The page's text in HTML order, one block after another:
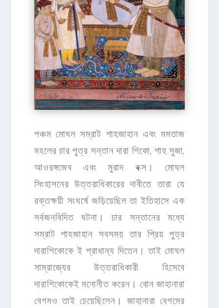
পঞ্চম মোঘল সম্রাট শাহজাহান এবং মমতাজ
মহলের চার পুত্র সন্তান দারা শিকো, শাহ সুজা,
আওরঙ্গজেব এবং মুরাদ বক্স। মোঘল
সিংহাসনের উত্তরাধিকারের দাবীতে তারা যে
রক্তক্ষয়ী সংঘর্ষে জড়িয়েছিল তা ইতিহাসে এক
সর্বজনবিদিত ঘটনা। চার সন্তানের মধ্যে
সম্রাট শাহজাহান সবসময় তার প্রিয় পুত্র
দারাশিকোকে ই প্রাধান্য দিতেন। তাই মোঘল
সাম্রাজ্যের উত্তরাধিকারী হিসেবে
দারাশিকোকেই মনোনীত করেন। বোন জাহানারা
বেগমও তাই চেয়েছিলেন। জাহানারা বেগমের